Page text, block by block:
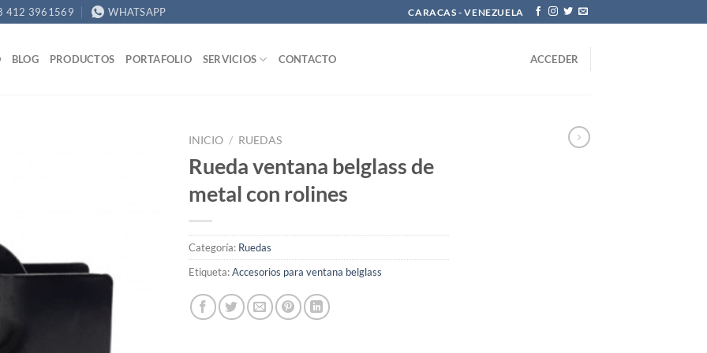
412 3961569 WHATSAPP CARACAS - VENEZUELA
BLOG PRODUCTOS PORTAFOLIO SERVICIOS CONTACTO ACCEDER
INICIO / RUEDAS
Rueda ventana belglass de
metal con rolines
Categoría: Ruedas
Etiqueta:Accesorios para ventana belglass